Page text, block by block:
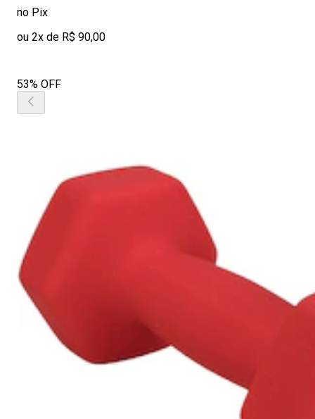
no Pix
ou 2x de R$ 90,00
53% OFF